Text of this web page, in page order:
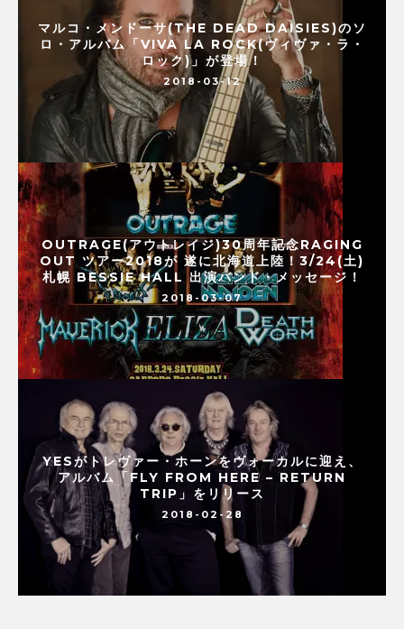
マルコ・メンドーサ(THE DEAD DAISIES)のソ
ロ・アルバム「VIVA LA ROCK(ヴィヴァ・ラ・
ロック)」が登場！
2018-03-12
OUTRAGE(アウトレイジ)30周年記念RAGING
OUT ツアー2018が 遂に北海道上陸！3/24(土)
札幌 BESSIE HALL 出演バンド・メッセージ！
2018-03-07
YESがトレヴァー・ホーンをヴォーカルに迎え、
アルバム「FLY FROM HERE – RETURN
TRIP」をリリース
2018-02-28